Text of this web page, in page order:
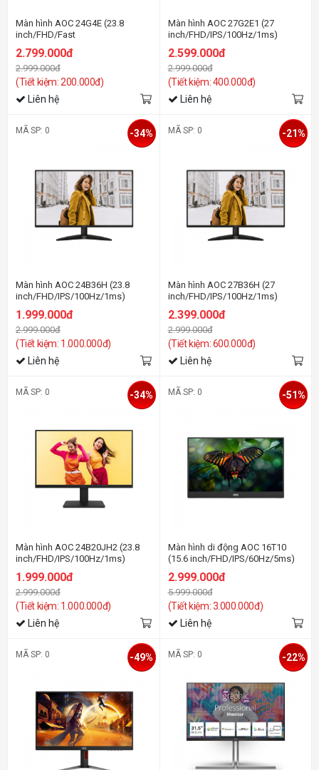
Màn hình AOC 24G4E (23.8
inch/FHD/Fast
2.799.000đ
2.999.000đ
(Tiết kiệm: 200.000đ)
Liên hệ
Màn hình AOC 27G2E1 (27
inch/FHD/IPS/100Hz/1ms)
2.599.000đ
2.999.000đ
(Tiết kiệm: 400.000đ)
Liên hệ
MÃ SP: 0
Màn hình AOC 24B36H (23.8
inch/FHD/IPS/100Hz/1ms)
1.999.000đ
2.999.000đ
(Tiết kiệm: 1.000.000đ)
-34%
Liên hệ
MÃ SP: 0
Màn hình AOC 27B36H (27
inch/FHD/IPS/100Hz/1ms)
2.399.000đ
2.999.000đ
(Tiết kiệm: 600.000đ)
-21%
Liên hệ
MÃ SP: 0
Màn hình AOC 24B20JH2 (23.8
inch/FHD/IPS/100Hz/1ms)
1.999.000đ
2.999.000đ
(Tiết kiệm: 1.000.000đ)
-34%
Liên hệ
MÃ SP: 0
Màn hình di động AOC 16T10
(15.6 inch/FHD/IPS/60Hz/5ms)
2.999.000đ
5.999.000đ
(Tiết kiệm: 3.000.000đ)
-51%
Liên hệ
MÃ SP: 0 -49% MÃ SP: 0 -22%